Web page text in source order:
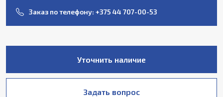
Заказ по телефону: +375 44 707-00-53
Уточнить наличие
Задать вопрос